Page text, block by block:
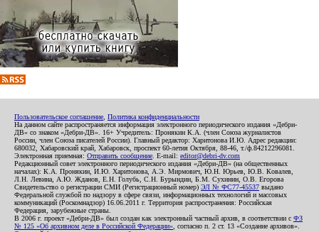
Пользовательское соглашение Политика конфиденциальности
На данном сайте распространяется информация электронного периодического издания «Дебри-
ДВ» со знаком «Дебри-ДВ». 16+ Учредитель: Пронякин К.А. (член Союза журналистов
России, член Союза писателей России). Главный редактор: Харитонова И.Ю. Адрес редакции:
680032, Хабаровский край, Хабаровск, проспект 60-летия Октября, 88-46, т./ф.84212296081.
Электронная приемная: Отправить сообщение . E-mail: editor@debri-dv.com
Редакционный совет электронного периодического издания «Дебри-ДВ» (на общественных
началах): К.А. Пронякин, И.Ю. Харитонова, А.Э. Мирмович, Ю.Н. Юрьев, Ю.В. Ковалев,
Л.Н. Левина, А.Ю. Жданов, Е.Н. Голубь, С.Н. Бурындин, Б.М. Сухинин, О.В. Егорова
Свидетельство о регистрации СМИ (Регистрационный номер) ЭЛ № ФС77-45537 выдано
Федеральной службой по надзору в сфере связи, информационных технологий и массовых
коммуникаций (Роскомнадзор) 16.06.2011 г. Территория распространения: Российская
Федерация, зарубежные страны.
В 2006 г. проект «Дебри-ДВ» был создан как электронный частный архив, в соответствии с ФЗ
№ 125 «Об архивном деле в Российской Федерации» , согласно п. 2 ст. 13 «Создание архивов».